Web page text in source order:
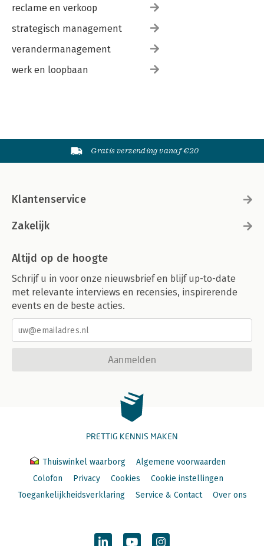
reclame en verkoop
strategisch management
verandermanagement
werk en loopbaan
Gratis verzending vanaf €20
Klantenservice
Zakelijk
Altijd op de hoogte
Schrijf u in voor onze nieuwsbrief en blijf up-to-date
met relevante interviews en recensies, inspirerende
events en de beste acties.
Aanmelden
PRETTIG KENNIS MAKEN
Thuiswinkel waarborg
Algemene voorwaarden
Colofon
Privacy Cookies
Cookie instellingen
Toegankelijkheidsverklaring
Service & Contact Over ons